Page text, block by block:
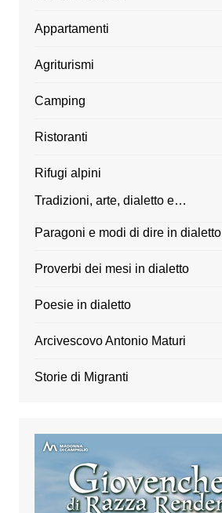
Appartamenti
Agriturismi
Camping
Ristoranti
Rifugi alpini
Tradizioni, arte, dialetto e…
Paragoni e modi di dire in dialetto
Proverbi dei mesi in dialetto
Poesie in dialetto
Arcivescovo Antonio Maturi
Storie di Migranti